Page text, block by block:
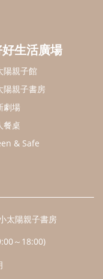
生活廣場
陽親子館
陽親子書房
劇場
餐桌
& Safe
太陽親子書房
～18:00)